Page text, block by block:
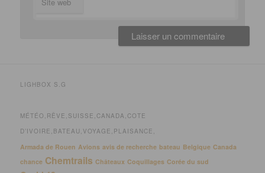
LIGHBOX S.G
MÉTÉO,RÊVE,SUISSE,CANADA,COTE
D’IVOIRE,BATEAU,VOYAGE,PLAISANCE,
Armada de Rouen Avions avis de recherche bateau Belgique Canada
chance Chemtrails Châteaux Coquillages Corée du sud